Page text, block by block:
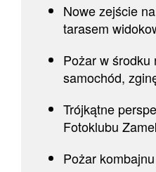
Nowe zejście
tarasem
Pożar w środku
samochód,
Trójkątne
Fotoklubu
Pożar kombajnu